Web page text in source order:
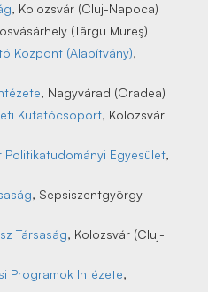
, Kolozsvár (Cluj-Napoca)
(Târgu Mureş)
Központ (Alapítvány),
, Nagyvárad (Oradea)
Kutatócsoport, Kolozsvár
Politikatudományi Egyesület,
, Sepsiszentgyörgy
Társaság, Kolozsvár (Cluj-
Programok Intézete,